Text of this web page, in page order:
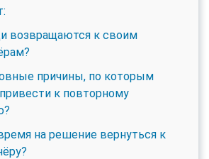
возвращаются к своим
причины, по которым
к повторному
на решение вернуться к